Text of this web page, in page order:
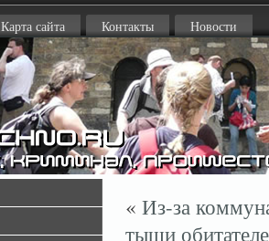
Карта сайта Контакты Новости
« Из-за
тыщи